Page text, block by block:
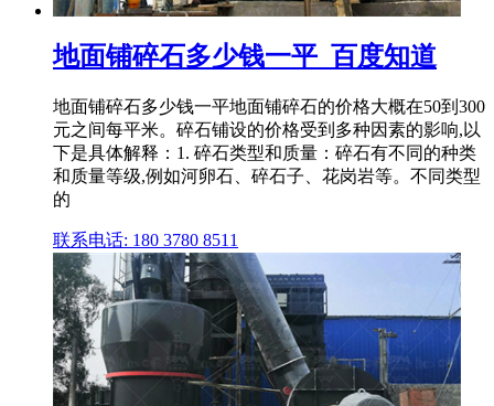
地面铺碎石多少钱一平_百度知道
地面铺碎石多少钱一平地面铺碎石的价格大概在50到300
元之间每平米。碎石铺设的价格受到多种因素的影响,以
下是具体解释：1. 碎石类型和质量：碎石有不同的种类
和质量等级,例如河卵石、碎石子、花岗岩等。不同类型
的
联系电话: 180 3780 8511